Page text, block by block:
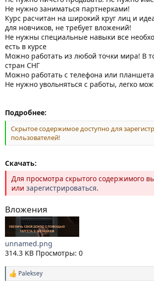
Не нужно заниматься партнерками!
Курс расчитан на широкий круг лиц и
для новчиков, не требует вложений!
Не нужны специальные навыки все
есть в курсе
Можно работать из любой точки мира! В
стран СНГ
Можно работать с телефона или планшета
Не нужно увольняться с работы, легко
Подробнее:
Скрытое содержимое доступно для
пользователей!
Скачать:
Для просмотра скрытого содержимого
или зарегистрироваться.
Вложения
unnamed.png
314.3 KB Просмотры: 0
Р
Paleksey